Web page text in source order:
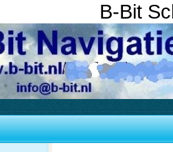
B-Bit